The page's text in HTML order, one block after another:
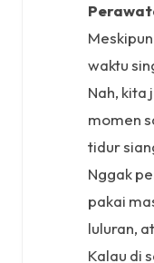
waktu
Nah,
momen
tidur
Nggak
pakai
luluran,
Kalau di